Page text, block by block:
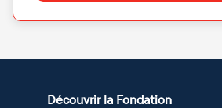
Découvrir la Fondation